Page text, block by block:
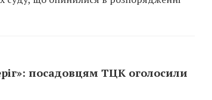
посадовцям ТЦК оголосили